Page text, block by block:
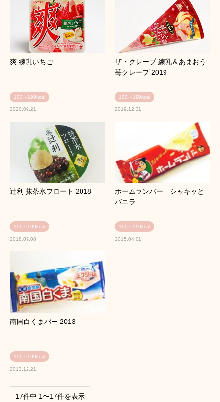
爽 練乳いちご
100～199kcal
2020.09.21
ザ・クレープ 練乳＆あまおう
苺クレープ 2019
100～199kcal
2019.12.31
辻利 抹茶氷フロート 2018
100～199kcal
2018.07.08
ホームランバー シャキッと
バニラ
100～199kcal
2015.04.01
南国白くまバー 2013
100～199kcal
2013.12.21
17件中 1〜17件を表示